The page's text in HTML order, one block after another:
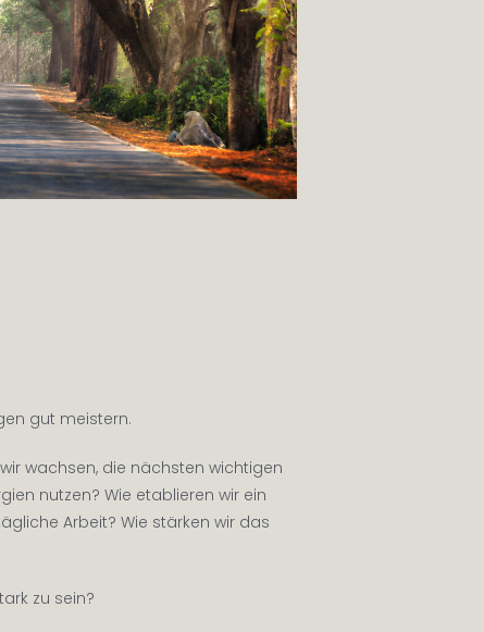
gut meistern.
wachsen, die nächsten wichtigen
nutzen? Wie etablieren wir ein
Arbeit? Wie stärken wir das
zu sein?